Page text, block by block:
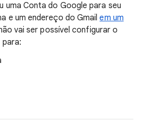
uma Conta do Google para seu
e um endereço do Gmailem um
vai ser possível configurar o